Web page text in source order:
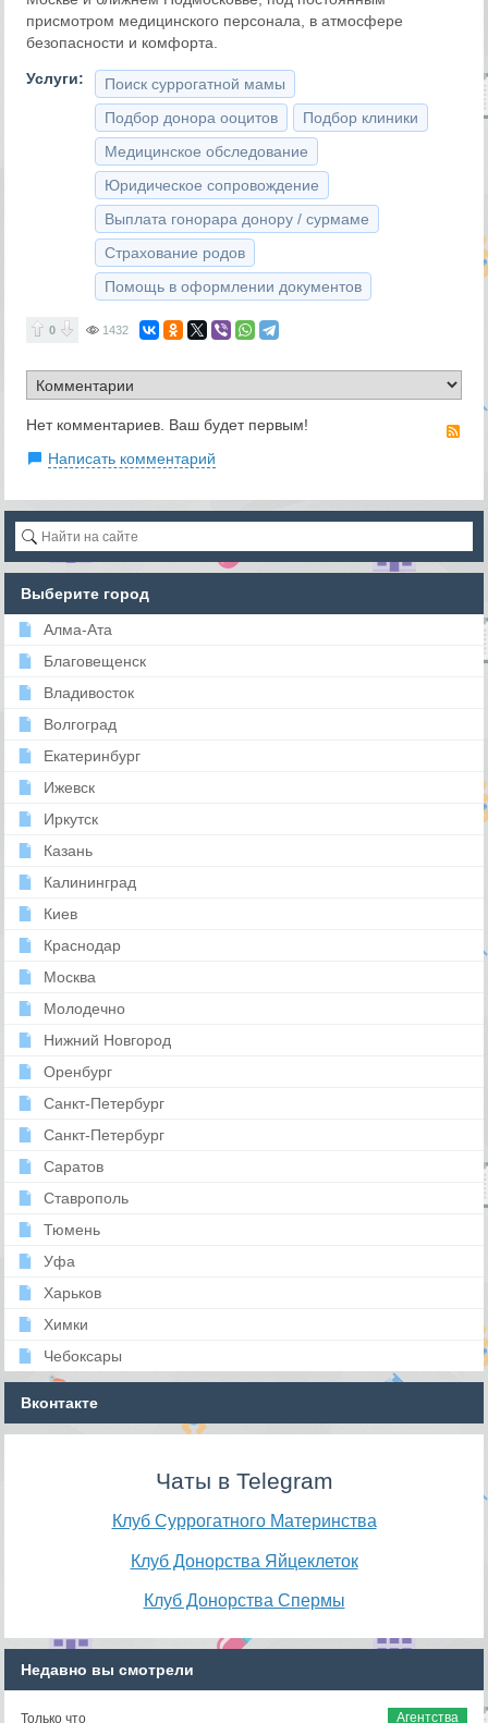
присмотром медицинского персонала, в атмосфере
безопасности и комфорта.
Услуги:
Поиск суррогатной мамы
Подбор донора ооцитов
Подбор клиники
Медицинское обследование
Юридическое сопровождение
Выплата гонорара донору / сурмаме
Страхование родов
Помощь в оформлении документов
0 1432
Нет комментариев. Ваш будет первым!
Написать комментарий
Выберите город
Алма-Ата
Благовещенск
Владивосток
Волгоград
Екатеринбург
Ижевск
Иркутск
Казань
Калининград
Киев
Краснодар
Москва
Молодечно
Нижний Новгород
Оренбург
Санкт-Петербург
Санкт-Петербург
Саратов
Ставрополь
Тюмень
Уфа
Харьков
Химки
Чебоксары
Вконтакте
Чаты в Telegram
Клуб Суррогатного Материнства
Клуб Донорства Яйцеклеток
Клуб Донорства Спермы
Недавно вы смотрели
Агентства
Только что